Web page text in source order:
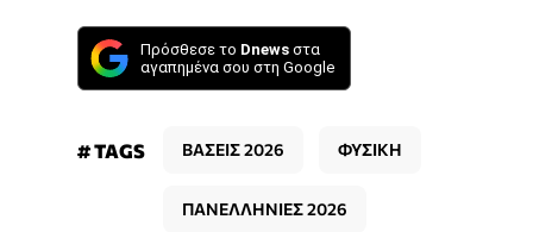
Πρόσθεσε το Dnews στα
αγαπημένα σου στη Google
# TAGS ΒΑΣΕΙΣ 2026 ΦΥΣΙΚΗ
ΠΑΝΕΛΛΗΝΙΕΣ 2026